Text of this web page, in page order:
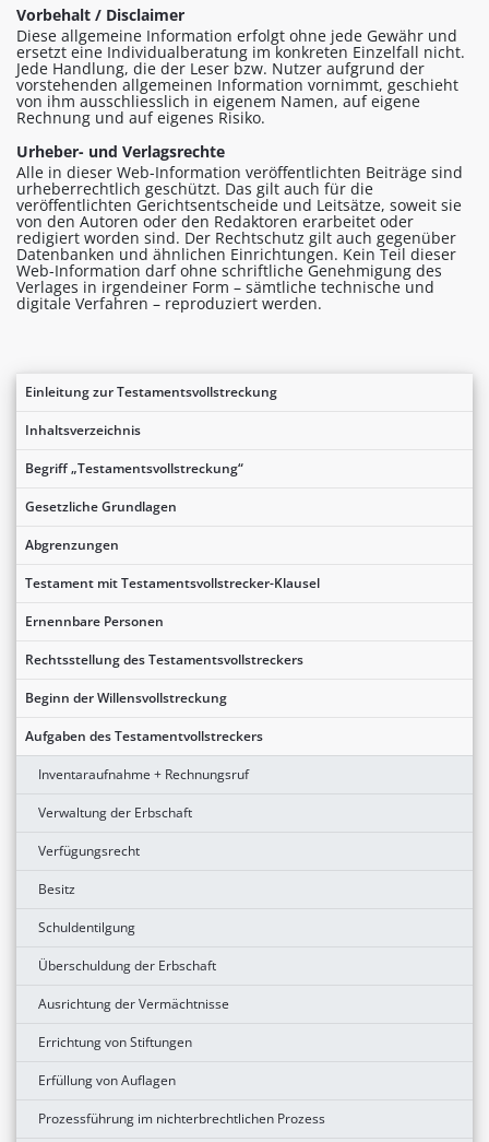
Einleitung zur Testamentsvollstreckung
Inhaltsverzeichnis
Begriff „Testamentsvollstreckung“
Gesetzliche Grundlagen
Abgrenzungen
Testament mit Testamentsvollstrecker-Klausel
Ernennbare Personen
Rechtsstellung des Testamentsvollstreckers
Beginn der Willensvollstreckung
Aufgaben des Testamentvollstreckers
Inventaraufnahme + Rechnungsruf
Verwaltung der Erbschaft
Verfügungsrecht
Besitz
Schuldentilgung
Überschuldung der Erbschaft
Ausrichtung der Vermächtnisse
Errichtung von Stiftungen
Erfüllung von Auflagen
Prozessführung im nichterbrechtlichen Prozess
Vorbehalt / Disclaimer
Diese allgemeine Information erfolgt ohne jede Gewähr und
ersetzt eine Individualberatung im konkreten Einzelfall nicht.
Jede Handlung, die der Leser bzw. Nutzer aufgrund der
vorstehenden allgemeinen Information vornimmt, geschieht
von ihm ausschliesslich in eigenem Namen, auf eigene
Rechnung und auf eigenes Risiko.
Urheber- und Verlagsrechte
Alle in dieser Web-Information veröffentlichten Beiträge sind
urheberrechtlich geschützt. Das gilt auch für die
veröffentlichten Gerichtsentscheide und Leitsätze, soweit sie
von den Autoren oder den Redaktoren erarbeitet oder
redigiert worden sind. Der Rechtschutz gilt auch gegenüber
Datenbanken und ähnlichen Einrichtungen. Kein Teil dieser
Web-Information darf ohne schriftliche Genehmigung des
Verlages in irgendeiner Form – sämtliche technische und
digitale Verfahren – reproduziert werden.